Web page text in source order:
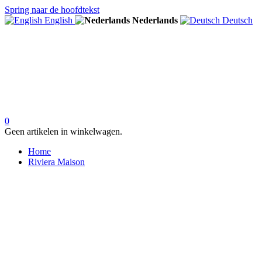
Spring naar de hoofdtekst
English
Nederlands Deutsch
0
Geen artikelen in winkelwagen.
Home
Riviera Maison